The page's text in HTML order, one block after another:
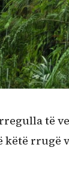
të
rrugë